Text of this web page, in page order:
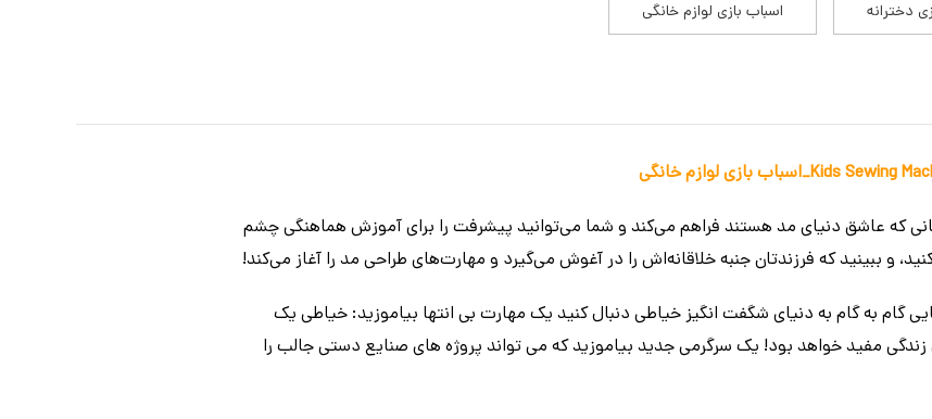
دخترانه اسباب بازی لوازم خانگی
که عاشق دنیای مد هستند فراهم می‌کند و شما می‌توانید پیشرفت را برای آموزش هماهنگی چشم
و ببینید که فرزندتان جنبه خلاقانه‌اش را در آغوش می‌گیرد و مهارت‌های طراحی مد را آغاز می‌کند!
گام به گام به دنیای شگفت انگیز خیاطی دنبال کنید یک مهارت بی انتها بیاموزید: خیاطی یک
مفید خواهد بود! یک سرگرمی جدید بیاموزید که می تواند پروژه های صنایع دستی جالب را